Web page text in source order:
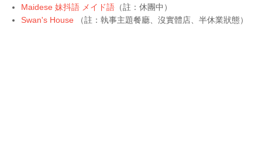
Maidese 妹抖語 メイド語 （註：休團中）
Swan's House
（註：執事主題餐廳、沒實體店、半休業狀態）